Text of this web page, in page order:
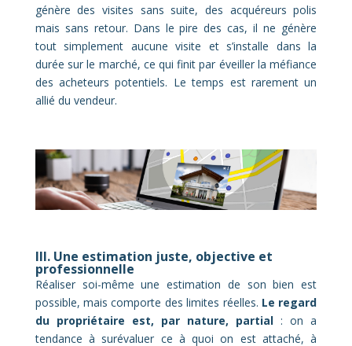
génère des visites sans suite, des acquéreurs polis
mais sans retour. Dans le pire des cas, il ne génère
tout simplement aucune visite et s’installe dans la
durée sur le marché, ce qui finit par éveiller la méfiance
des acheteurs potentiels. Le temps est rarement un
allié du vendeur.
III. Une estimation juste, objective et
professionnelle
Réaliser soi-même une estimation de son bien est
possible, mais comporte des limites réelles. Le regard
du propriétaire est, par nature, partial : on a
tendance à surévaluer ce à quoi on est attaché, à